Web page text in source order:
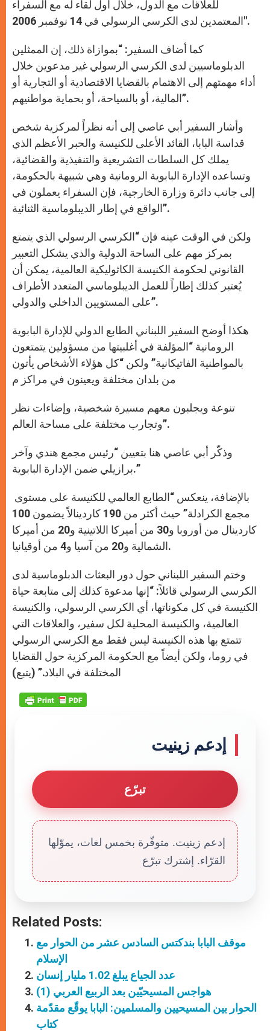
للعلاقات مع الدول، خلال أول لقاء له مع السفراء
المعتمدين لدى الكرسي الرسولي في 14 نوفمبر 2006″.
كما أضاف السفير: “بموازاة ذلك، إن الممثلين
الدبلوماسيين لدى الكرسي الرسولي غير مدعوين خلال
أداء مهمتهم إلى الاهتمام بالقضايا الاقتصادية أو التجارية أو
المالية، أو بالسياحة، أو بحماية مواطنيهم”.
وأشار السفير أبي عاصي إلى أنه نظراً لمركزية شخص
قداسة البابا، القائد الأعلى للكنيسة والحبر الأعظم الذي
يملك كل السلطات التشريعية والتنفيذية والقضائية،
وتساعده الإدارة البابوية الرومانية وهي شبيهة بالحكومة،
إلى جانب دائرة وزارة الخارجية، فإن السفراء يعملون في
الواقع في إطار الديبلوماسية الثنائية”.
ولكن في الوقت عينه فإن “الكرسي الرسولي الذي يتمتع
بمركز مهم على الساحة الدولية والذي يشكل التعبير
القانوني لحكومة الكنيسة الكاثوليكية العالمية، يمكن أن
يُعتبر كذلك إطاراً للعمل الديبلوماسي المتعدد الأطراف
على المستويين الداخلي والدولي”.
هكذا أوضح السفير اللبناني الطابع الدولي للإدارة البابوية
الرومانية “المؤلفة في أغلبيتها من مسؤولين يتمتعون
بالمواطنية الفاتيكانية” ولكن “كل هؤلاء الأشخاص يأتون
من بلدان مختلفة ويعينون في مراكز م
تنوعة ويجلبون معهم مسيرة شخصية، وإضاءات نظر
وتجارب مختلفة على مساحة العالم”.
وذكّر أبي عاصي هنا بتعيين “رئيس مجمع هندي وآخر
برازيلي ضمن الإدارة البابوية.”
مجمع الكرادلة” حيث أكثر من 190 كاردينالاً يضمون 100
كاردينال من أوروبا و30 من أميركا اللاتينية و20 من أميركا
الشمالية و20 من آسيا و4 من أوقيانيا.
وختم السفير اللبناني حول دور البعثات الدبلوماسية لدى
الكرسي الرسولي قائلاً: “إنها مدعوة كذلك إلى متابعة حياة
الكنيسة في كل مكوناتها، أي الكرسي الرسولي، والكنيسة
العالمية، والكنيسة المحلية لكل سفير، والعلاقات التي
تتمتع بها هذه الكنيسة ليس فقط مع الكرسي الرسولي
في روما، ولكن أيضاً مع الحكومة المركزية حول القضايا
المختلفة في البلاد.” (يتبع)
إدعم زينيت
تبرّع
إدعم زينيت. متوفّرة بخمس لغات، يموّلها
القرّاء. إشترك تبرّع
Related Posts:
موقف البابا بندكتس السادس عشر من الحوار مع
الإسلام
عدد الجياع يبلغ 1.02 مليار إنسان
هواجس المسيحيّين بعد الربيع العربي (1)
الحوار بين المسيحيين والمسلمين: البابا يوقّع مقدّمة
كتاب